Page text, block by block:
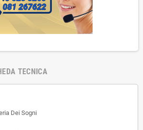
TECNICA
Dei Sogni